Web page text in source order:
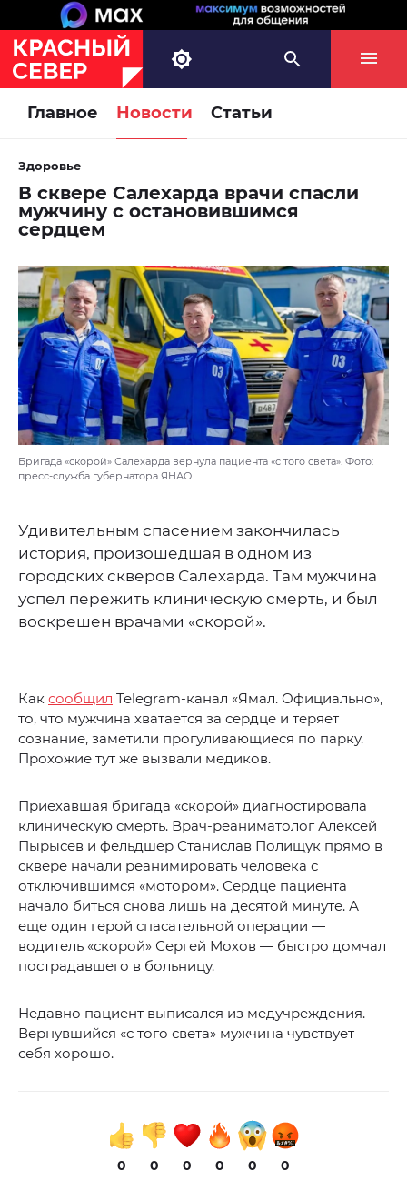
Главное Новости Статьи
Здоровье
В сквере Салехарда врачи спасли
мужчину с остановившимся
сердцем
Бригада «скорой» Салехарда вернула пациента «с того света». Фото:
пресс-служба губернатора ЯНАО
Удивительным спасением закончилась
история, произошедшая в одном из
городских скверов Салехарда. Там мужчина
успел пережить клиническую смерть, и был
воскрешен врачами «скорой».
Как сообщил Telegram-канал «Ямал. Официально»,
то, что мужчина хватается за сердце и теряет
сознание, заметили прогуливающиеся по парку.
Прохожие тут же вызвали медиков.
Приехавшая бригада «скорой» диагностировала
клиническую смерть. Врач-реаниматолог Алексей
Пырысев и фельдшер Станислав Полищук прямо в
сквере начали реанимировать человека с
отключившимся «мотором». Сердце пациента
начало биться снова лишь на десятой минуте. А
еще один герой спасательной операции —
водитель «скорой» Сергей Мохов — быстро домчал
пострадавшего в больницу.
Недавно пациент выписался из медучреждения.
Вернувшийся «с того света» мужчина чувствует
себя хорошо.
0 0 0 0 0 0